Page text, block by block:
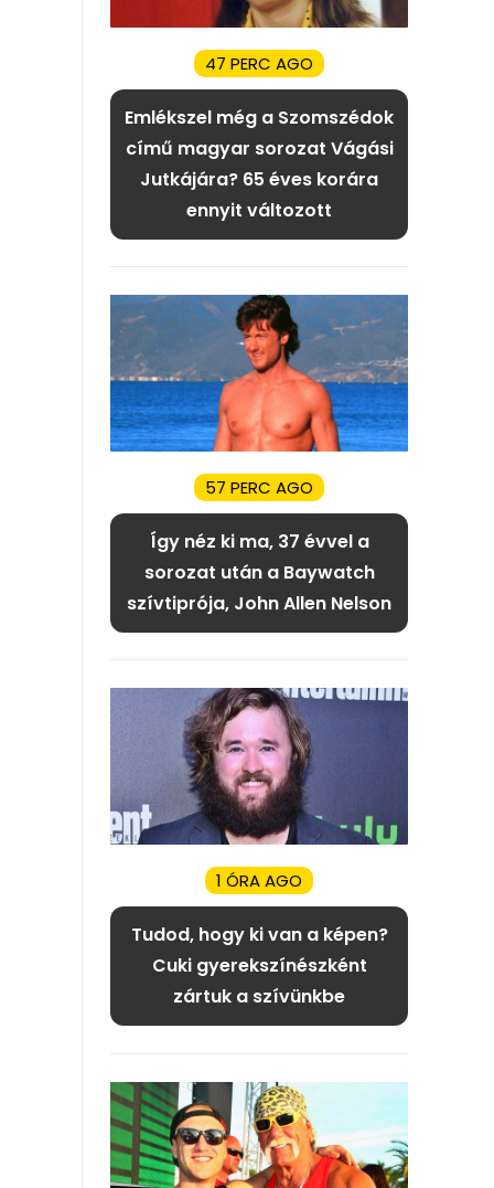
47 PERC AGO
Emlékszel még a Szomszédok
című magyar sorozat Vágási
Jutkájára? 65 éves korára
ennyit változott
57 PERC AGO
Így néz ki ma, 37 évvel a
sorozat után a Baywatch
szívtiprója, John Allen Nelson
1 ÓRA AGO
Tudod, hogy ki van a képen?
Cuki gyerekszínészként
zártuk a szívünkbe